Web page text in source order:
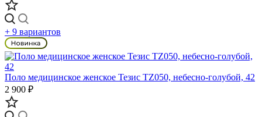
+ 9 вариантов
Поло медицинское женское Тезис TZ050, небесно-голубой, 42
2 900 ₽